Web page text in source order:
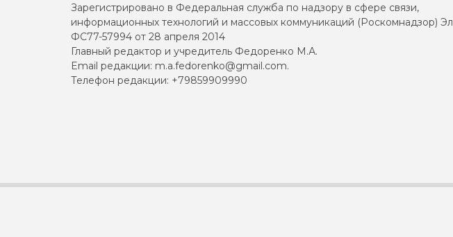
Зарегистрировано в Федеральная служба по надзору в сфере связи,
информационных технологий и массовых коммуникаций (Роскомнадзор) Эл
ФС77-57994 от 28 апреля 2014
Главный редактор и учредитель Федоренко М.А.
Email редакции: m.a.fedorenko@gmail.com.
Телефон редакции: +79859909990